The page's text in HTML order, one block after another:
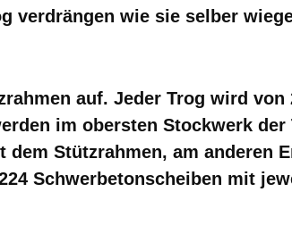
verdrängen wie sie selber
auf. Jeder Trog wird von
im obersten Stockwerk der
Stützrahmen, am anderen
Schwerbetonscheiben mit